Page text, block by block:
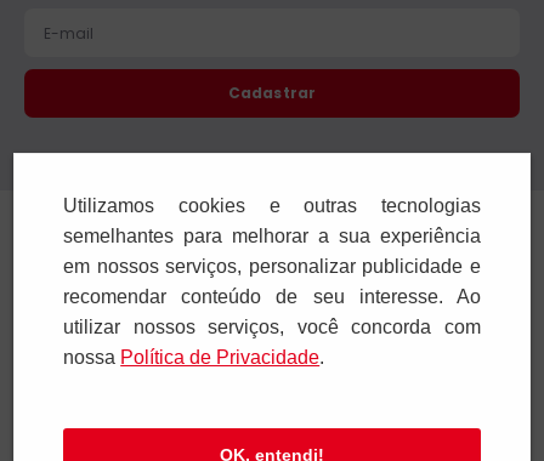
Confira nossa Política de Privacidade.
Cadastrar
Ajuda e Suporte
Televendas
Utilizamos cookies e outras tecnologias
semelhantes para melhorar a sua experiência
em nossos serviços, personalizar publicidade e
recomendar conteúdo de seu interesse. Ao
utilizar nossos serviços, você concorda com
nossa Polí­tica de Privacidade.
OK, entendi!